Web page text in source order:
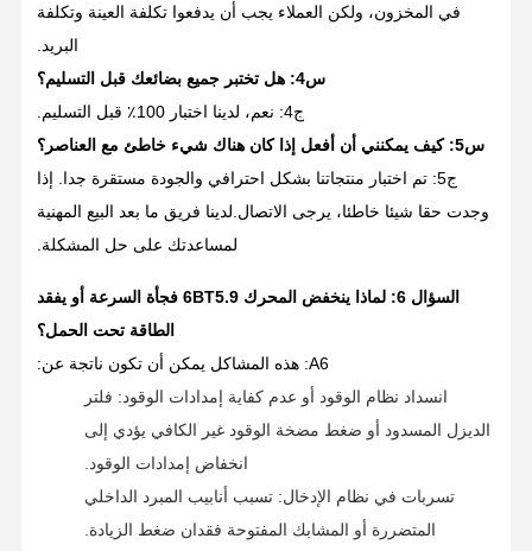
في المخزون، ولكن العملاء يجب أن يدفعوا تكلفة العينة وتكلفة
البريد.
س4: هل تختبر جميع بضائعك قبل التسليم؟
ج4: نعم، لدينا اختبار 100٪ قبل التسليم.
س5: كيف يمكنني أن أفعل إذا كان هناك شيء خاطئ مع العناصر؟
ج5: تم اختبار منتجاتنا بشكل احترافي والجودة مستقرة جدا. إذا
وجدت حقا شيئا خاطئا، يرجى الاتصال.لدينا فريق ما بعد البيع المهنية
لمساعدتك على حل المشكلة.
السؤال 6: لماذا ينخفض المحرك 6BT5.9 فجأة السرعة أو يفقد
الطاقة تحت الحمل؟
A6: هذه المشاكل يمكن أن تكون ناتجة عن:
انسداد نظام الوقود أو عدم كفاية إمدادات الوقود: فلتر
الديزل المسدود أو ضغط مضخة الوقود غير الكافي يؤدي إلى
انخفاض إمدادات الوقود.
تسربات في نظام الإدخال: تسبب أنابيب المبرد الداخلي
المتضررة أو المشابك المفتوحة فقدان ضغط الزيادة.